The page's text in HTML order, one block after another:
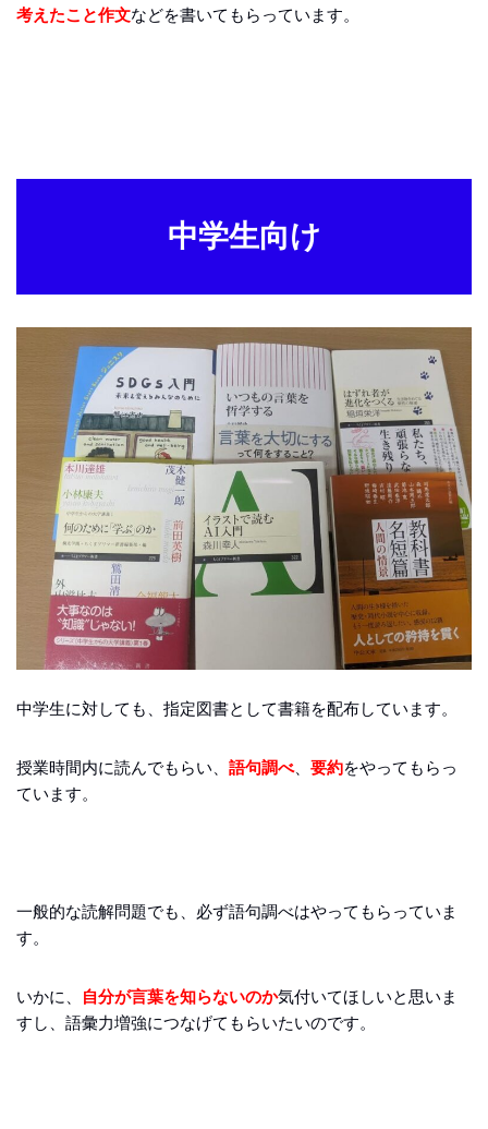
考えたこと作文などを書いてもらっています。
中学生向け
中学生に対しても、指定図書として書籍を配布しています。
授業時間内に読んでもらい、 語句調べ、 要約をやってもらっ
ています。
一般的な読解問題でも、必ず語句調べはやってもらっていま
す。
いかに、 自分が言葉を知らないのか気付いてほしいと思いま
すし、語彙力増強につなげてもらいたいのです。